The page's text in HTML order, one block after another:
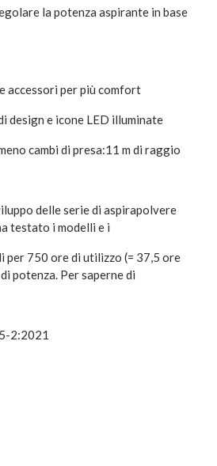
la potenza aspirante in base
accessori per più comfort
design e icone LED illuminate
cambi di presa:11 m di raggio
delle serie di aspirapolvere
testato i modelli e i
per 750 ore di utilizzo (= 37,5 ore
potenza. Per saperne di
2:2021